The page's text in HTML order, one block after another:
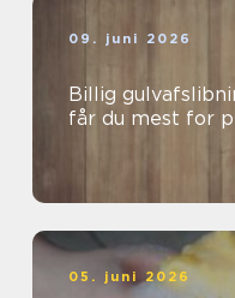
09. juni 2026
Billig
får du mest for
05. juni 2026